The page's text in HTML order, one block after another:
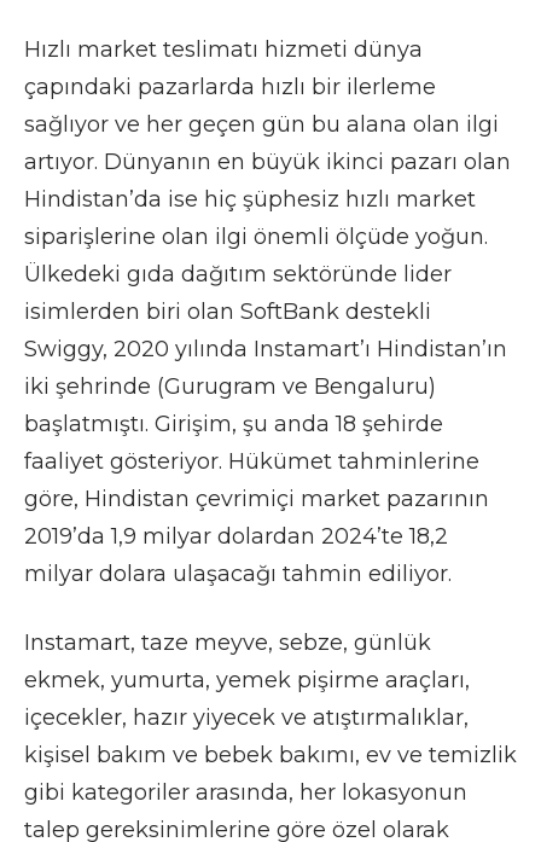
Hızlı market teslimatı hizmeti dünya
çapındaki pazarlarda hızlı bir ilerleme
sağlıyor ve her geçen gün bu alana olan ilgi
artıyor. Dünyanın en büyük ikinci pazarı olan
Hindistan’da ise hiç şüphesiz hızlı market
siparişlerine olan ilgi önemli ölçüde yoğun.
Ülkedeki gıda dağıtım sektöründe lider
isimlerden biri olan SoftBank destekli
Swiggy, 2020 yılında Instamart’ı Hindistan’ın
iki şehrinde (Gurugram ve Bengaluru)
başlatmıştı. Girişim, şu anda 18 şehirde
faaliyet gösteriyor. Hükümet tahminlerine
göre, Hindistan çevrimiçi market pazarının
2019’da 1,9 milyar dolardan 2024’te 18,2
milyar dolara ulaşacağı tahmin ediliyor.
Instamart, taze meyve, sebze, günlük
ekmek, yumurta, yemek pişirme araçları,
içecekler, hazır yiyecek ve atıştırmalıklar,
kişisel bakım ve bebek bakımı, ev ve temizlik
gibi kategoriler arasında, her lokasyonun
talep gereksinimlerine göre özel olarak